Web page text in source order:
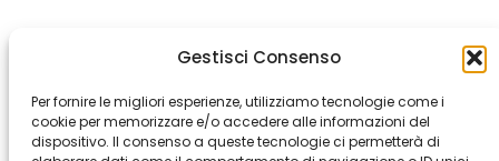
Gestisci Consenso
Per fornire le migliori esperienze, utilizziamo tecnologie come i
cookie per memorizzare e/o accedere alle informazioni del
dispositivo. Il consenso a queste tecnologie ci permetterà di